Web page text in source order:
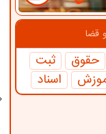
قضا
حقوق
ثبت
اسناد